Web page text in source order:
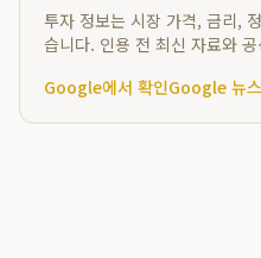
투자 정보는 시장 가격, 금리,
습니다. 인용 전 최신 자료와
Google에서 확인Google 뉴